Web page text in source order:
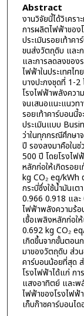
Abstract
งานวิจัยนี้ได้วิเคร
การผลิตไฟฟ้าของ
ประเมินรอยเท้าค
ขนส่งวัตถุดิบ และ
และการลดลงของ
ไฟฟ้าในประเทศไ
บางปะกงชุดที่ 1-2
โรงไฟฟ้าพลังควา
จนเสนอแนะแนวท
รอยเท้าคาร์บอนนี้
ประเมินแบบ
ว่าในทุกกรณีศึกษา
ปี รองลงมาคือในช่
500 ปี โดยโรงไฟ
หลักก่อให้เกิดรอย
kg CO₂ eq/kWh
กระบี่ซึ่งใช้น้ำมันเ
0.966 0.918 และ
ไฟฟ้าพลังความร้อ
เชื้อเพลิงหลักก่อใ
0.692 kg CO₂
เกิดขึ้นจากขั้นตอน
มาของวัตถุดิบ ส่ว
คาร์บอนน้อยที่สุด
โรงไฟฟ้าได้แก่ ก
แสงอาทิตย์ และพ
ไฟฟ้าของโรงไฟฟ้
เก็บก๊าซคาร์บอนไ